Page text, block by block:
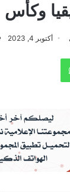
وكأس
أكتوبر 4, 2023
واتساب